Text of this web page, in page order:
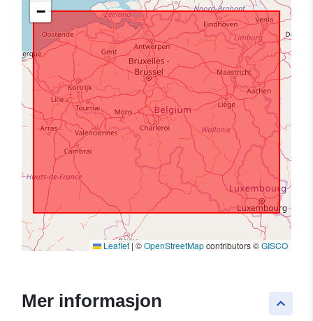
−
Leaflet|©OpenStreetMapcontributors ©GISCO
keyboard_arrow_up
Mer informasjon